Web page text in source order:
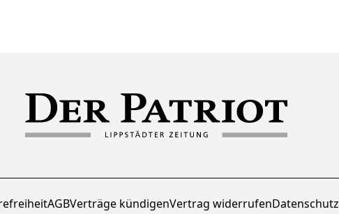
AGBVerträge kündigenVertrag widerrufenDatenschutz